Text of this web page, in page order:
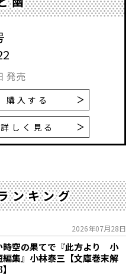
発売
購入する
詳しく見る
ンキング
2026年07月28日
時空の果てで――『此方より 小
集』小林泰三【文庫巻末解